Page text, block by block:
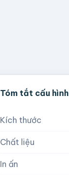
Tóm tắt cấu hình
Kích thước
Chất liệu
In ấn